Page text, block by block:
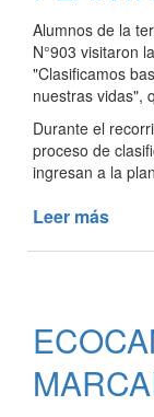
Alumnos de la
N°903 visitaron
"Clasificamos
nuestras vidas",
Durante el
proceso de
ingresan a la
Leer más
LA